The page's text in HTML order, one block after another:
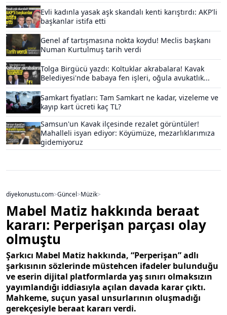
Evli kadınla yasak aşk skandalı kenti karıştırdı: AKP'li
başkanlar istifa etti
Genel af tartışmasına nokta koydu! Meclis başkanı
Numan Kurtulmuş tarih verdi
Tolga Birgücü yazdı: Koltuklar akrabalara! Kavak
Belediyesi'nde babaya fen işleri, oğula avukatlık...
Samkart fiyatları: Tam Samkart ne kadar, vizeleme ve
kayıp kart ücreti kaç TL?
Samsun'un Kavak ilçesinde rezalet görüntüler!
Mahalleli isyan ediyor: Köyümüze, mezarlıklarımıza
gidemiyoruz
diyekonustu.com>Güncel>Müzik>
Mabel Matiz hakkında beraat
kararı: Perperişan parçası olay
olmuştu
Şarkıcı Mabel Matiz hakkında, “Perperişan” adlı
şarkısının sözlerinde müstehcen ifadeler bulunduğu
ve eserin dijital platformlarda yaş sınırı olmaksızın
yayımlandığı iddiasıyla açılan davada karar çıktı.
Mahkeme, suçun yasal unsurlarının oluşmadığı
gerekçesiyle beraat kararı verdi.